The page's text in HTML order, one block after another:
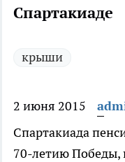
Спартакиаде
крыши
2 июня 2015
Спартакиада
70-летию Победы,